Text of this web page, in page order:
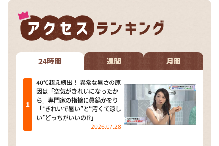
24時間 週間 月間
40℃超え続出！ 異常な暑さの原
因は「空気がきれいになったか
ら」専門家の指摘に眞鍋かをり
「“きれいで暑い”と“汚くて涼し
い”どっちがいいの!?」
2026.07.28